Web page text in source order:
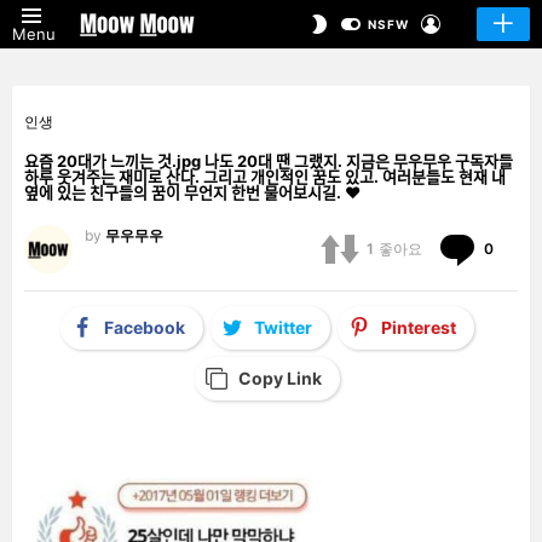
Menu
SWITCHNSFW
인생
요즘 20대가 느끼는 것.jpg 나도 20대 땐 그랬지. 지금은 무우무우 구독자들
하루 웃겨주는 재미로 산다. 그리고 개인적인 꿈도 있고. 여러분들도 현재 내
옆에 있는 친구들의 꿈이 무언지 한번 물어보시길. ❤️
by 무우무우
1 좋아요 0
Facebook Twitter Pinterest
Copy Link